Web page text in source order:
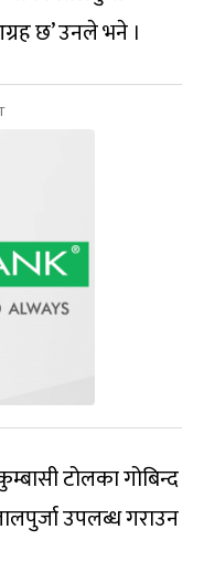
छ’ उनले भने ।
टोलका गोबिन्द
उपलब्ध गराउन